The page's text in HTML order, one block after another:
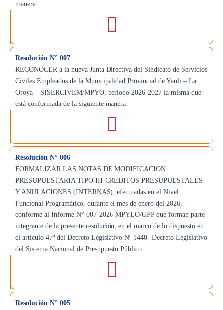
manera:
Resolución N° 007
RECONOCER a la nueva Junta Directiva del Sindicato de Servicios
Civiles Empleados de la Municipalidad Provincial de Yauli – La
Oroya – SISERCIVEM/MPYO, periodo 2026-2027 la misma que
está conformada de la siguiente manera
Resolución N° 006
FORMALIZAR LAS NOTAS DE MODIFICACION
PRESUPUESTARIA TIPO III-CREDITOS PRESUPUESTALES
Y ANULACIONES (INTERNAS); efectuadas en el Nivel
Funcional Programático, durante el mes de enero del 2026,
conforme al Informe N° 007-2026-MPYLO/GPP que forman parte
integrante de la presente resolución, en el marco de lo dispuesto en
el artículo 47º del Decreto Legislativo Nº 1440- Decreto Legislativo
del Sistema Nacional de Presupuesto Público.
Resolución N° 005